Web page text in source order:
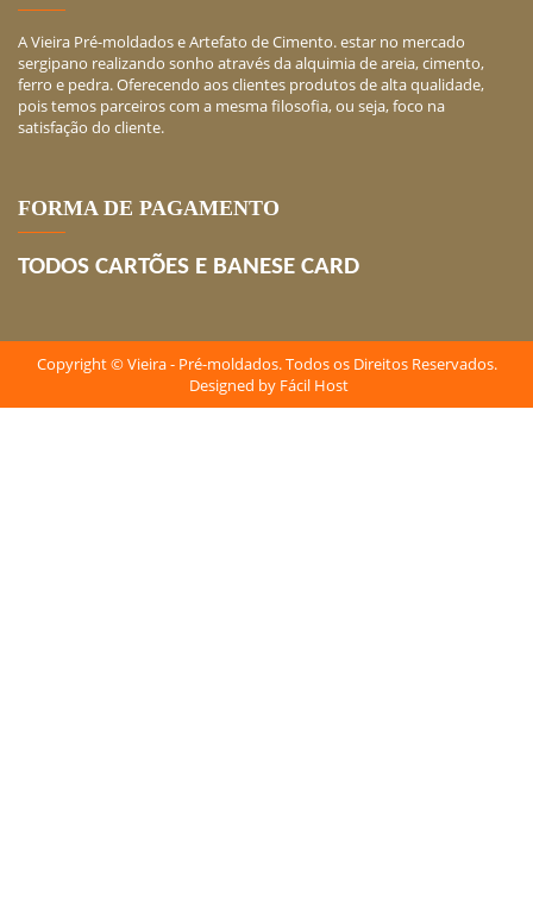
A Vieira Pré-moldados e Artefato de Cimento. estar no mercado
sergipano realizando sonho através da alquimia de areia, cimento,
ferro e pedra. Oferecendo aos clientes produtos de alta qualidade,
pois temos parceiros com a mesma filosofia, ou seja, foco na
satisfação do cliente.
FORMA DE PAGAMENTO
TODOS CARTÕES E BANESE CARD
Copyright © Vieira - Pré-moldados. Todos os Direitos Reservados.
Designed by Fácil Host